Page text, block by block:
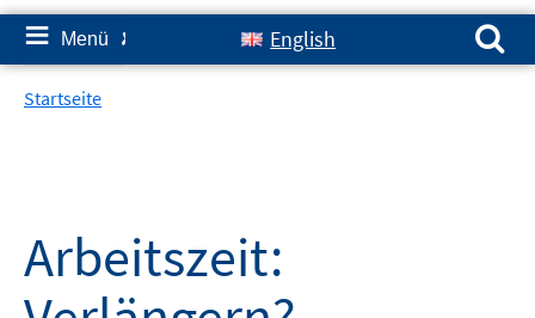
≡ Menü ✘ English
Suchen nach:
Startseite
Arbeitszeit: